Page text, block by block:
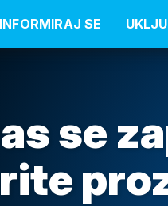
INFORMIRAJ SE
se